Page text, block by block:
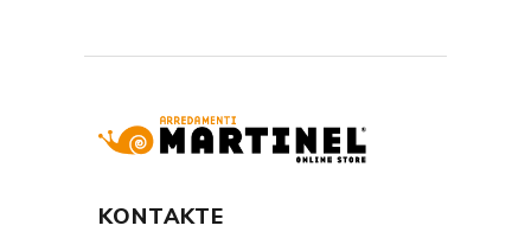
KONTAKTE